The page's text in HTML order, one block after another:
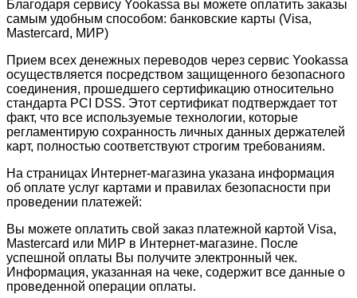
Благодаря сервису Yookassa вы можете оплатить заказы
самым удобным способом: банковские карты (Visa,
Mastercard, МИР)
Прием всех денежных переводов через сервис Yookassa
осуществляется посредством защищенного безопасного
соединения, прошедшего сертификацию относительно
стандарта PCI DSS. Этот сертификат подтверждает тот
факт, что все используемые технологии, которые
регламентирую сохранность личных данных держателей
карт, полностью соответствуют строгим требованиям.
На страницах Интернет-магазина указана информация
об оплате услуг картами и правилах безопасности при
проведении платежей:
Вы можете оплатить свой заказ платежной картой Visa,
Mastercard или МИР в Интернет-магазине. После
успешной оплаты Вы получите электронный чек.
Информация, указанная на чеке, содержит все данные о
проведенной операции оплаты.